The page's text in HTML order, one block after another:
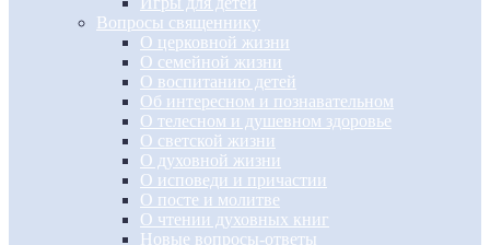
Вопросы священнику
О церковной жизни
О семейной жизни
О воспитанию детей
Об интересном и познавательном
О телесном и душевном здоровье
О светской жизни
О духовной жизни
О исповеди и причастии
О посте и молитве
О чтении духовных книг
Новые вопросы-ответы